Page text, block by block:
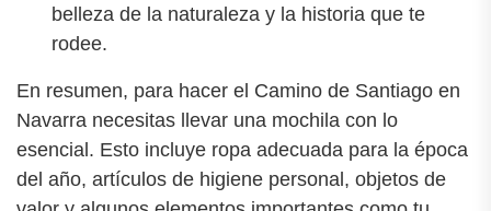
belleza de la naturaleza y la historia que te
rodee.
En resumen, para hacer el Camino de Santiago en
Navarra necesitas llevar una mochila con lo
esencial. Esto incluye ropa adecuada para la época
del año, artículos de higiene personal, objetos de